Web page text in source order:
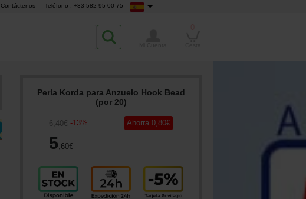
Contáctenos Teléfono : +33 582 95 00 75
Perla Korda para Anzuelo Hook Bead
(por 20)
6,40€ -13%
5,60€
Ahorra 0,80€